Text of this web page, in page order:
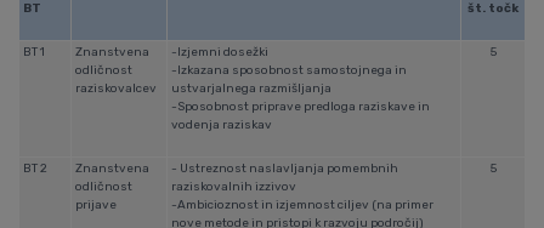
BT
št. točk
BT 1
Znanstvena
odličnost
raziskovalcev
-Izjemni dosežki
-Izkazana sposobnost samostojnega in
ustvarjalnega razmišljanja
-Sposobnost priprave predloga raziskave in
vodenja raziskav
5
BT 2
Znanstvena
odličnost
prijave
- Ustreznost naslavljanja pomembnih
raziskovalnih izzivov
-Ambicioznost in izjemnost ciljev (na primer
nove metode in pristopi k razvoju področij)
5